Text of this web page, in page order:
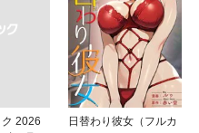
2026
日替わり彼女（フルカ